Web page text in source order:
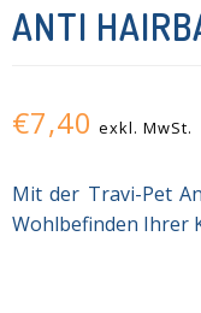
ANTI
€7,40 exkl. MwSt.
Mit der Travi-Pet
Wohlbefinden Ihrer